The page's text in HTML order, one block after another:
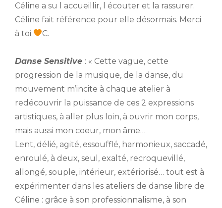
Céline a su l accueillir, l écouter et la rassurer.
Céline fait référence pour elle désormais. Merci
à toi
C.
Danse Sensitive : « Cette vague, cette
progression de la musique, de la danse, du
mouvement m’incite à chaque atelier à
redécouvrir la puissance de ces 2 expressions
artistiques, à aller plus loin, à ouvrir mon corps,
mais aussi mon coeur, mon âme…
Lent, délié, agité, essoufflé, harmonieux, saccadé,
enroulé, à deux, seul, exalté, recroquevillé,
allongé, souple, intérieur, extériorisé… tout est à
expérimenter dans les ateliers de danse libre de
Céline : grâce à son professionnalisme, à son